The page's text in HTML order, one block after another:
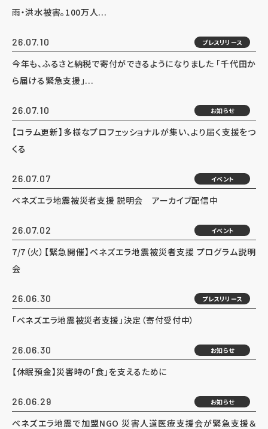
雨・洪水被害。100万人...
26.07.10 プレスリリース
今年も、ふるさと納税で寄付ができるようになりました 「千代田か
ら届ける緊急支援」...
26.07.10 お知らせ
【コラム更新】多様なプロフェッショナルが集い、より届く支援をつ
くる
26.07.07 イベント
ベネズエラ地震被災者支援 説明会 アーカイブ配信中
26.07.02 イベント
7/7（火）【緊急開催】ベネズエラ地震被災者支援 プログラム説明
会
26.06.30 プレスリリース
「ベネズエラ地震被災者支援」決定（寄付受付中）
26.06.30 お知らせ
【休眠預金】災害時の「食」を支えるために
26.06.29 お知らせ
ベネズエラ地震で加盟NGO 災害人道医療支援会が緊急支援＆